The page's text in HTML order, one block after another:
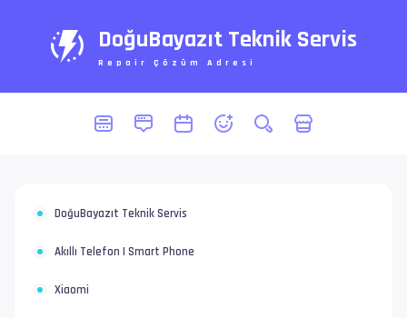
DoğuBayazıt Teknik Servis
Repair Çözüm Adresi
DoğuBayazıt Teknik Servis
Akıllı Telefon | Smart Phone
Xiaomi